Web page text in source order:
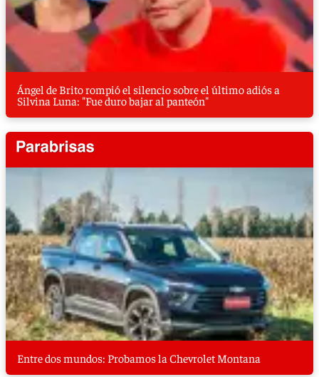
Ángel de Brito rompió el silencio sobre el último adiós a
Silvina Luna: "Fue duro bajar al panteón"
Entre dos mundos: Probamos la Chevrolet Montana